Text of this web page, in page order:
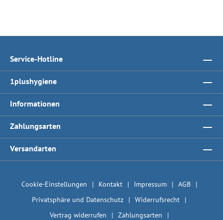
Service-Hotline
1plushygiene
Informationen
Zahlungsarten
Versandarten
Cookie-Einstellungen Kontakt Impressum
AGB
Privatsphäre und Datenschutz
Widerrufsrecht
Vertrag widerrufen
Zahlungsarten